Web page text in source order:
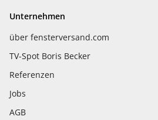
Unternehmen
über fensterversand.com
TV-Spot Boris Becker
Referenzen
Jobs
AGB